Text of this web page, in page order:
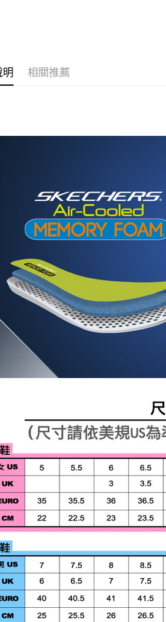
明 相關推薦